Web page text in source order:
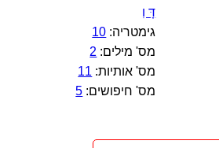
דָּ וִ
גימטריה: 10
מס' מילים: 2
מס' אותיות: 11
מס' חיפושים: 5